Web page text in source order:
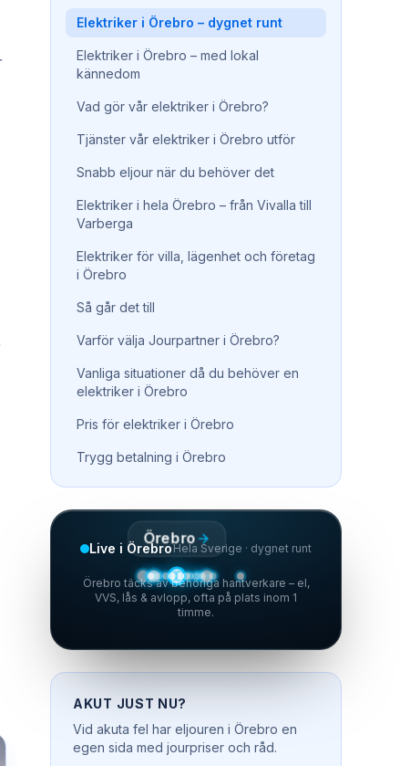
Elektriker i Örebro – dygnet runt
Elektriker i Örebro – med lokal
kännedom
Vad gör vår elektriker i Örebro?
Tjänster vår elektriker i Örebro utför
Snabb eljour när du behöver det
Elektriker i hela Örebro – från Vivalla till
Varberga
Elektriker för villa, lägenhet och företag
i Örebro
Så går det till
Varför välja Jourpartner i Örebro?
Vanliga situationer då du behöver en
elektriker i Örebro
Pris för elektriker i Örebro
Trygg betalning i Örebro
Live i ÖrebroHela Sverige · dygnet runt
Örebro
Örebro täcks av behöriga hantverkare – el,
VVS, lås & avlopp, ofta på plats inom 1
timme.
AKUT JUST NU?
Vid akuta fel har eljouren i Örebro en
egen sida med jourpriser och råd.